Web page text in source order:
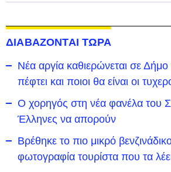
ΔΙΑΒΑΖΟΝΤΑΙ ΤΩΡΑ
Νέα αργία καθιερώνεται σε Δήμο
πέφτει και ποιοι θα είναι οι
Ο χορηγός στη νέα φανέλα του
Έλληνες να απορούν
Βρέθηκε το πιο μικρό
φωτογραφία τουρίστα που τα